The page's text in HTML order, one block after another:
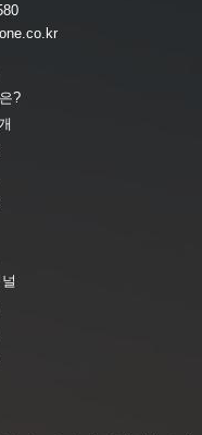
?